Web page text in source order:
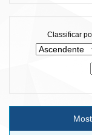
Classificar